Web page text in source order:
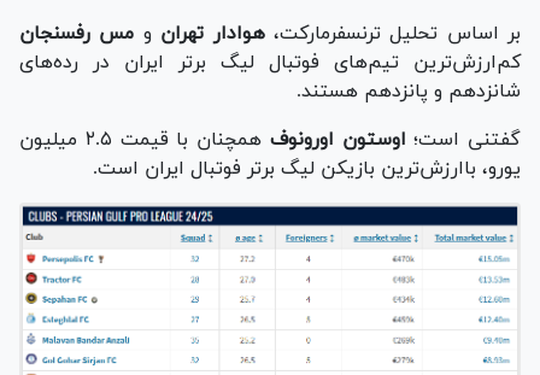
بر اساس تحلیل ترنسفرمارکت،هوادار تهران و مس رفسنجان
کم‌ارزش‌ترین تیم‌های فوتبال لیگ برتر ایران در رده‌های
شانزدهم و پانزدهم هستند.
گفتنی است؛ اوستون اورونوف
همچنان با قیمت ۲.۵ میلیون
یورو، باارزش‌ترین بازیکن لیگ برتر فوتبال ایران است.